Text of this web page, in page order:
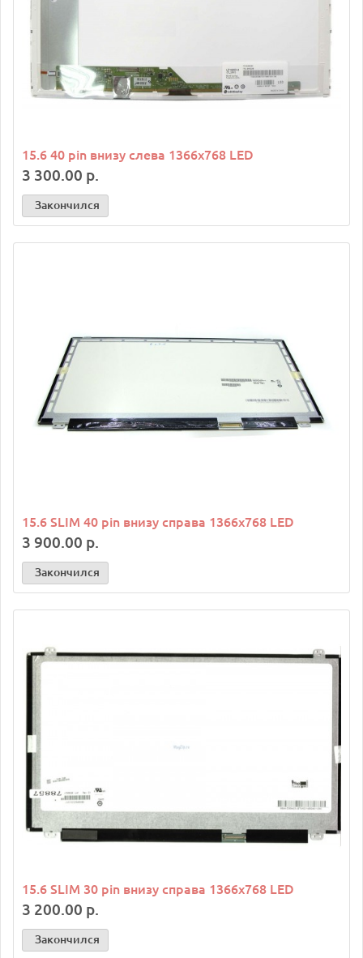
15.6 40 pin внизу слева 1366х768 LED
3 300.00 р.
Закончился
15.6 SLIM 40 pin внизу справа 1366х768 LED
3 900.00 р.
Закончился
15.6 SLIM 30 pin внизу справа 1366x768 LED
3 200.00 р.
Закончился